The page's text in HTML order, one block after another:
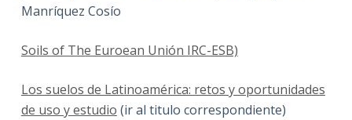
Manríquez Cosío
Soils of The Euroean Unión IRC-ESB)
Los suelos de Latinoamérica: retos y oportunidades
de uso y estudio (ir al titulo correspondiente)